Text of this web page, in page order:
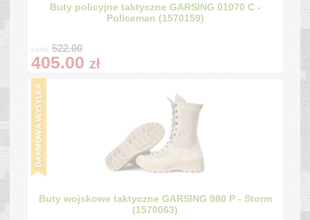
Buty policyjne taktyczne GARSING 01070 C -
Policeman (1570159)
cena:522.00
405.00 zł
Buty wojskowe taktyczne GARSING 980 P - Storm
(1570063)